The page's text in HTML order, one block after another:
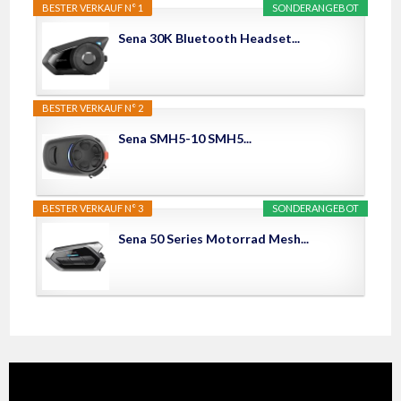
SONDERANGEBOT
BESTER VERKAUF N° 1
Sena 30K Bluetooth Headset...
BESTER VERKAUF N° 2
Sena SMH5-10 SMH5...
SONDERANGEBOT
BESTER VERKAUF N° 3
Sena 50 Series Motorrad Mesh...